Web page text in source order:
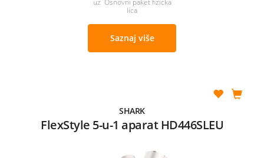
lica
Saznaj više
SHARK
FlexStyle 5-u-1 aparat HD446SLEU